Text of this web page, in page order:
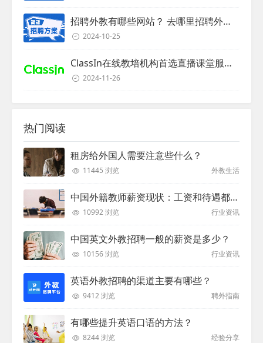
招聘外教有哪些网站？ 去哪里招聘外教？
2024-10-25
ClassIn在线教培机构首选直播课堂服务商
2024-11-26
热门阅读
租房给外国人需要注意些什么？
11445 浏览 外教生活
中国外籍教师薪资现状：工资和待遇都非常高
10992 浏览 行业资讯
中国英文外教招聘一般的薪资是多少？
10156 浏览 行业资讯
英语外教招聘的渠道主要有哪些？
9412 浏览 聘外指南
有哪些提升英语口语的方法？
8244 浏览 经验分享